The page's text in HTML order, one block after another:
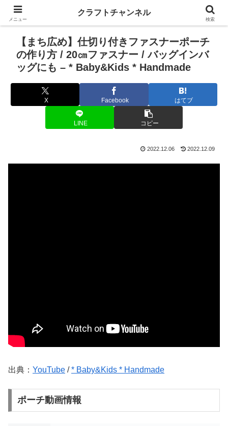
【まち広め】仕切り付きファスナーポーチ
の作り方 / 20㎝ファスナー / バッグインバ
ッグにも – * Baby&Kids * Handmade
X Facebook はてブ
LINE コピー
2022.12.06 2022.12.09
出典： YouTube /* Baby&Kids * Handmade
ポーチ動画情報
メニュー
クラフトチャンネル
検索